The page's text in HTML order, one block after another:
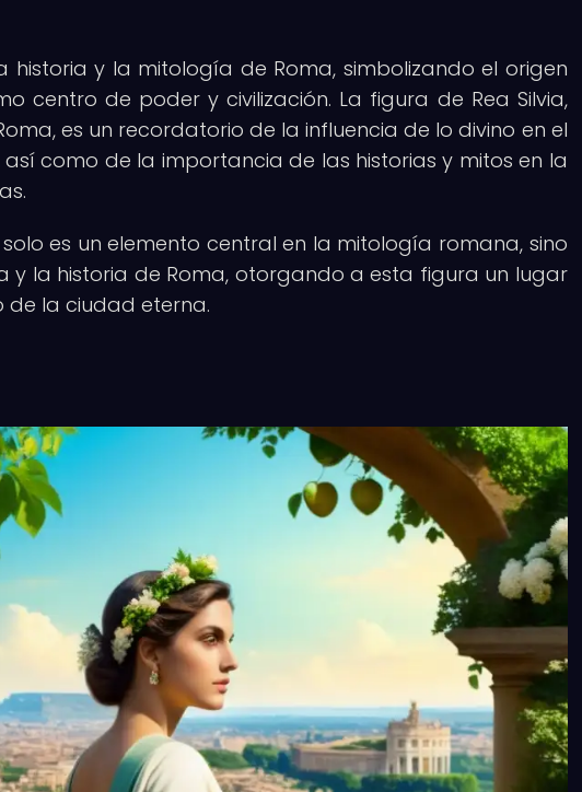
historia y la mitología de Roma, simbolizando el origen
centro de poder y civilización. La figura de Rea Silvia,
es un recordatorio de la influencia de lo divino en el
como de la importancia de las historias y mitos en la
es un elemento central en la mitología romana, sino
la historia de Roma, otorgando a esta figura un lugar
de la ciudad eterna.